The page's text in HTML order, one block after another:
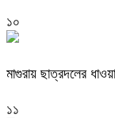
১০
মাগুরায় ছাত্রদলের
১১